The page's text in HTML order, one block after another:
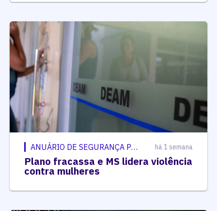
ANUÁRIO DE SEGURANÇA PÚBLICA há 1 semana
Plano fracassa e MS lidera violência
contra mulheres